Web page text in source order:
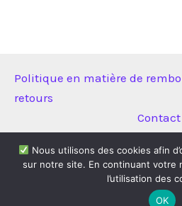
Politique en matière de
retours
Contact
Copyright © 2026 Technitool |
Astra
Nous utilisons des cookies afin
sur notre site. En continuant votre
l’utilisation des
OK